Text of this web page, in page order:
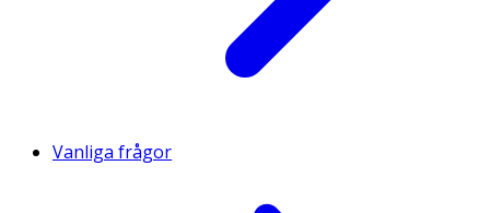
Vanliga frågor